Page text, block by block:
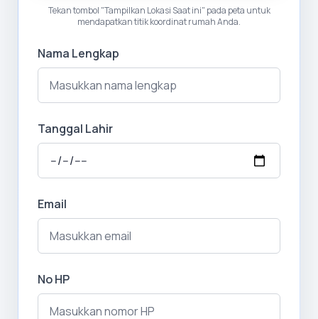
Tekan tombol "Tampilkan Lokasi Saat ini" pada peta untuk
mendapatkan titik koordinat rumah Anda.
Nama Lengkap
Tanggal Lahir
Email
No HP